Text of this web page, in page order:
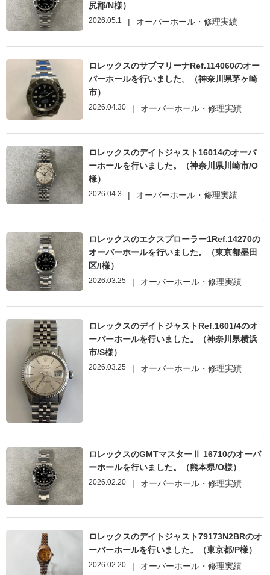
尻郡/N様）
2026.05.1 | オーバーホール・修理実績
ロレックスのサブマリーナRef.114060のオー
バーホールを行いました。（神奈川県茅ヶ崎
市）
2026.04.30 | オーバーホール・修理実績
ロレックスのデイトジャスト16014のオーバ
ーホールを行いました。（神奈川県川崎市/O
様）
2026.04.3 | オーバーホール・修理実績
ロレックスのエクスプローラー1Ref.14270の
オーバーホールを行いました。（東京都墨田
区/I様）
2026.03.25 | オーバーホール・修理実績
ロレックスのデイトジャストRef.1601/4のオ
ーバーホールを行いました。（神奈川県横浜
市/S様）
2026.03.25 | オーバーホール・修理実績
ロレックスのGMTマスターⅡ 16710のオーバ
ーホールを行いました。（熊本県/O様）
2026.02.20 | オーバーホール・修理実績
ロレックスのデイトジャスト79173N2BRのオ
ーバーホールを行いました。（東京都/P様）
2026.02.20 | オーバーホール・修理実績